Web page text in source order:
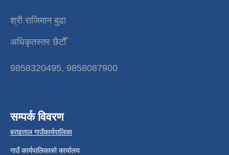
श्री राजिमान बुढा
अधिकृतस्तर छैटौँ
9858320495, 9858087900
सम्पर्क विवरण
बराहताल गाउँकार्यपालिका
गाउँ कार्यपालिकाको कार्यालय